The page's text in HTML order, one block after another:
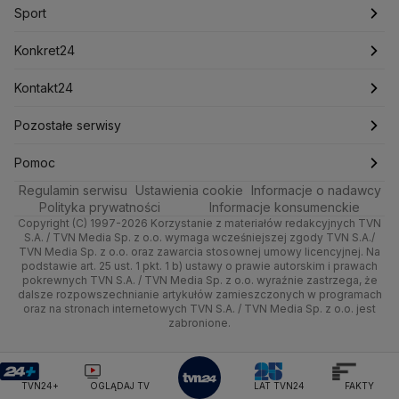
Mariusz Błaszczak
Mark Zuckerberg
Ministerstwo Aktywów Państwowych
Ministerstwo Infrastruktury
Ministerstwo Rolnictwa
Ministerstwo Rozwoju i Technologii
Ministerstwo Sportu i Turystyki
Ministerstwo Cyfryzacji
Ministerstwo Edukacji Narodowej
Ministerstwo Finansów
Ministerstwo Klimatu i Środowiska
Ministerstwo Nauki i Szkolnictwa Wyższego
Ministerstwo Rodziny, Pracy i Polityki Społecznej
Ministerstwo Spraw ZagranicznychMoskwa
Sport
Zdrowie
Technologia
Quizy
Tematy
Newslettery
Ludzie Faktów
Katowice
Kraków
Poznań
Trójmiasto
Kielce
Kujawsko-pomorskie
Lublin
Lubuskie
Opole
Notowania
Pieniądze
Nieruchomości
Rynki
Dla firm
Handel
Ze świata
Tech
Moto
Turystyka
Pogoda godzinowa
Pogoda długoterminowa
Pogoda na jutro
Pogoda na weekend
Najnowsze
Polska
Prognoza
Świat
Nauka
Podróże
Sport
Piłka Nożna
Tenis
Kolarstwo
Skoki Narciarskie
Sporty zimowe
Lekkoatletyka
Siatkówka
F1
Konkret24
Najnowsze
Polska
Świat
Polityka
Zdrowie
Tech
Nauka
Kontakt24
Najnowsze
Gorące Tematy
Wyślij zgłoszenie
Pozostałe serwisy
TVN
Dzień Dobry TVN
Uwaga TVN
HGTV
TVN Turbo
TVN7
Pomoc
Centrum pomocy
Test zgodności
Oglądaj na TV
Zrealizuj voucher
Regulamin serwisu Ustawienia cookie
Informacje o nadawcy
Polityka prywatności
Informacje konsumenckie
Copyright (C) 1997-2026 Korzystanie z materiałów redakcyjnych TVN
S.A. / TVN Media Sp. z o.o. wymaga wcześniejszej zgody TVN S.A./
TVN Media Sp. z o.o. oraz zawarcia stosownej umowy licencyjnej. Na
podstawie art. 25 ust. 1 pkt. 1 b) ustawy o prawie autorskim i prawach
pokrewnych TVN S.A. / TVN Media Sp. z o.o. wyraźnie zastrzega, że
dalsze rozpowszechnianie artykułów zamieszczonych w programach
oraz na stronach internetowych TVN S.A. / TVN Media Sp. z o.o. jest
zabronione.
TVN24+ OGLĄDAJ TV LAT TVN24 FAKTY